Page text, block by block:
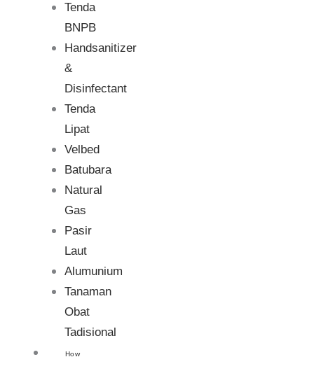
Tenda
BNPB
Handsanitizer
&
Disinfectant
Tenda
Lipat
Velbed
Batubara
Natural
Gas
Pasir
Laut
Alumunium
Tanaman
Obat
Tadisional
How